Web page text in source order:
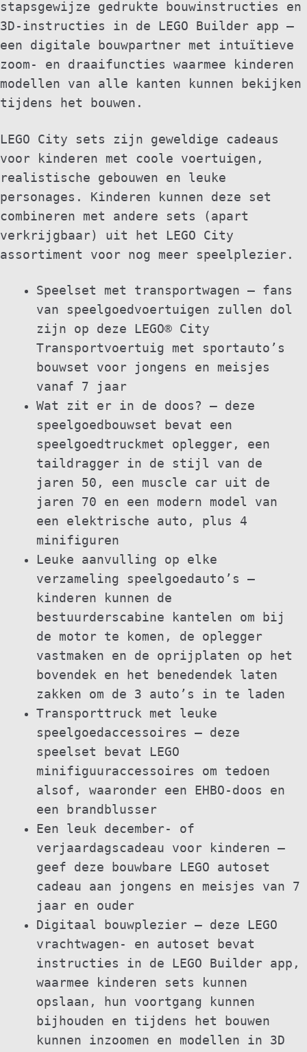
stapsgewijze gedrukte bouwinstructies en
3D-instructies in de LEGO Builder app –
een digitale bouwpartner met intuïtieve
zoom- en draaifuncties waarmee kinderen
modellen van alle kanten kunnen bekijken
tijdens het bouwen.
LEGO City sets zijn geweldige cadeaus
voor kinderen met coole voertuigen,
realistische gebouwen en leuke
personages. Kinderen kunnen deze set
combineren met andere sets (apart
verkrijgbaar) uit het LEGO City
assortiment voor nog meer speelplezier.
Speelset met transportwagen – fans
van speelgoedvoertuigen zullen dol
zijn op deze LEGO® City
Transportvoertuig met sportauto’s
bouwset voor jongens en meisjes
vanaf 7 jaar
Wat zit er in de doos? – deze
speelgoedbouwset bevat een
speelgoedtruckmet oplegger, een
taildragger in de stijl van de
jaren 50, een muscle car uit de
jaren 70 en een modern model van
een elektrische auto, plus 4
minifiguren
Leuke aanvulling op elke
verzameling speelgoedauto’s –
kinderen kunnen de
bestuurderscabine kantelen om bij
de motor te komen, de oplegger
vastmaken en de oprijplaten op het
bovendek en het benedendek laten
zakken om de 3 auto’s in te laden
Transporttruck met leuke
speelgoedaccessoires – deze
speelset bevat LEGO
minifiguuraccessoires om tedoen
alsof, waaronder een EHBO-doos en
een brandblusser
Een leuk december- of
verjaardagscadeau voor kinderen –
geef deze bouwbare LEGO autoset
cadeau aan jongens en meisjes van 7
jaar en ouder
Digitaal bouwplezier – deze LEGO
vrachtwagen- en autoset bevat
instructies in de LEGO Builder app,
waarmee kinderen sets kunnen
opslaan, hun voortgang kunnen
bijhouden en tijdens het bouwen
kunnen inzoomen en modellen in 3D